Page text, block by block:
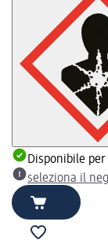
Disponibile
seleziona il